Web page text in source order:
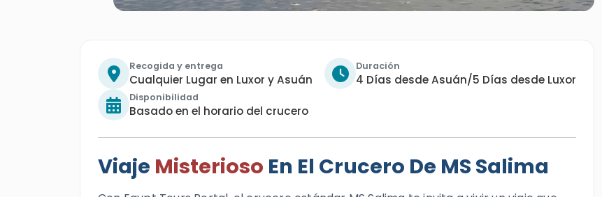
Recogida y entrega
Cualquier Lugar en Luxor y Asuán
Duración
4 Días desde Asuán/5 Días desde Luxor
Disponibilidad
Basado en el horario del crucero
Viaje Misterioso En El Crucero De MS Salima